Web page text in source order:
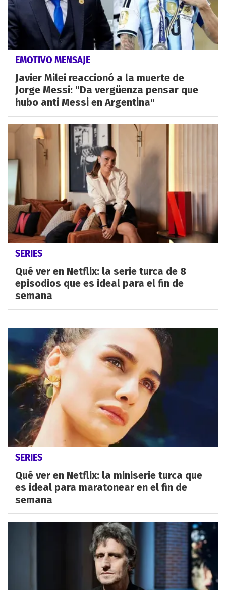
EMOTIVO MENSAJE
Javier Milei reaccionó a la muerte de
Jorge Messi: "Da vergüenza pensar que
hubo anti Messi en Argentina"
SERIES
Qué ver en Netflix: la serie turca de 8
episodios que es ideal para el fin de
semana
SERIES
Qué ver en Netflix: la miniserie turca que
es ideal para maratonear en el fin de
semana